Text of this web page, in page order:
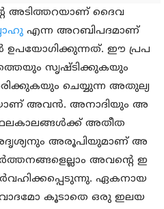
അടിത്തറയാണ് ദൈവ
എന്ന അറബിപദമാണ്
ഉപയോഗിക്കുന്നത്. ഈ പ്രപ
സൃഷ്ടിക്കുകയും
ചെയ്യുന്ന അതുല്യ
അവന്‍. അനാദിയും അ
അതീത
അരൂപിയുമാണ് അ
അവന്റെ ഇ
ഏകനായ
കൂടാതെ ഒരു ഇലയ